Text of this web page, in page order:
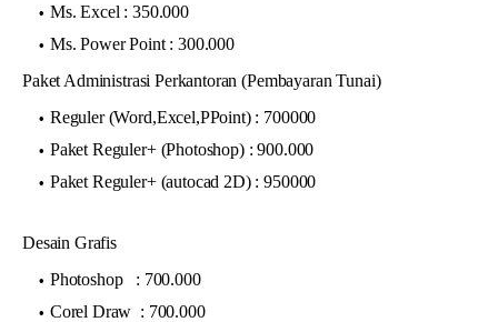
Ms. Excel : 350.000
Ms. Power Point : 300.000
Paket Administrasi Perkantoran (Pembayaran Tunai)
Reguler (Word,Excel,PPoint) : 700000
Paket Reguler+ (Photoshop) : 900.000
Paket Reguler+ (autocad 2D) : 950000
Desain Grafis
Photoshop : 700.000
Corel Draw : 700.000